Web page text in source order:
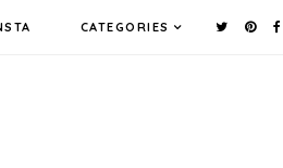
CATEGORIES